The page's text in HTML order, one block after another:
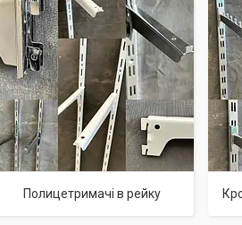
Полицетримачі в рейку